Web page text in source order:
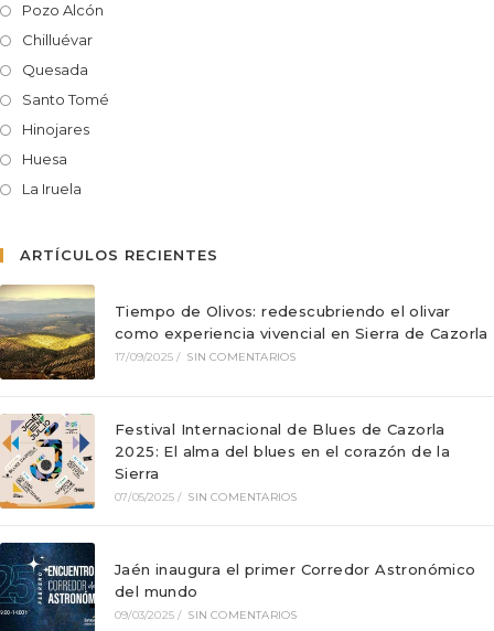
Pozo Alcón
Chilluévar
Quesada
Santo Tomé
Hinojares
Huesa
La Iruela
ARTÍCULOS RECIENTES
Tiempo de Olivos: redescubriendo el olivar
como experiencia vivencial en Sierra de Cazorla
17/09/2025 / SIN COMENTARIOS
Festival Internacional de Blues de Cazorla
2025: El alma del blues en el corazón de la
Sierra
07/05/2025 / SIN COMENTARIOS
Jaén inaugura el primer Corredor Astronómico
del mundo
09/03/2025 / SIN COMENTARIOS